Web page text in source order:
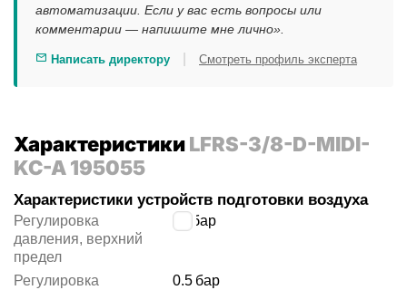
автоматизации. Если у вас есть вопросы или
комментарии — напишите мне лично».
Написать директору Смотреть профиль эксперта
ХарактеристикиLFRS-3/8-D-MIDI-
KC-A 195055
Характеристики устройств подготовки воздуха
Регулировка
давления, верхний
предел
бар
Регулировка
0.5 бар